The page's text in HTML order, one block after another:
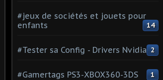
#jeux de sociétés et jouets pour
enfants
14
#Tester sa Config - Drivers Nvidia 2
#Gamertags PS3-XBOX360-3DS 1